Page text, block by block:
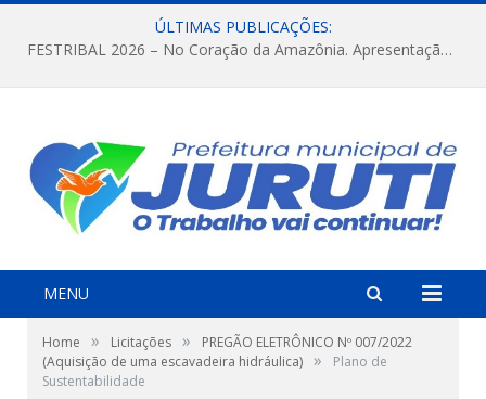
ÚLTIMAS PUBLICAÇÕES:
FESTRIBAL 2026 – No Coração da Amazônia. Apresentação da Munduruku.
MENU
Home » Licitações »
PREGÃO ELETRÔNICO Nº 007/2022
(Aquisição de uma escavadeira hidráulica) »
Plano de
Sustentabilidade